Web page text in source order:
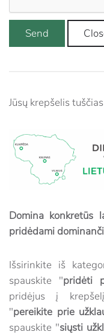
Send
Jūsų krepšelis tuščias
Domina konkretūs
pridėdami
Išsirinkite iš
spauskite "pridėti
pridėjus į
"pereikite prie
spauskite "siųsti